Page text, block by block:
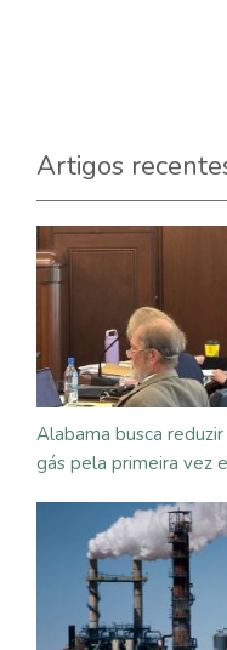
Artigos
Alabama busca
gás pela primeira vez